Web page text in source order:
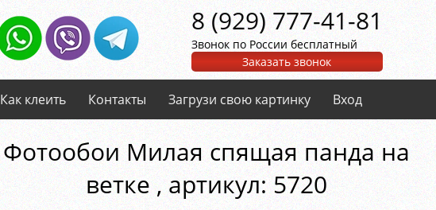
8 (929) 777-41-81
Звонок по России бесплатный
Заказать звонок
Как клеить Контакты Загрузи свою картинку Вход
Фотообои Милая спящая панда на
ветке , aртикул: 5720